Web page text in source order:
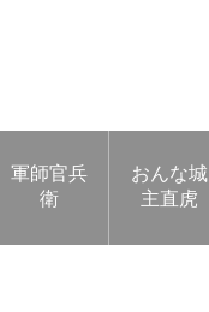
軍師官兵
衛
おんな城
主直虎